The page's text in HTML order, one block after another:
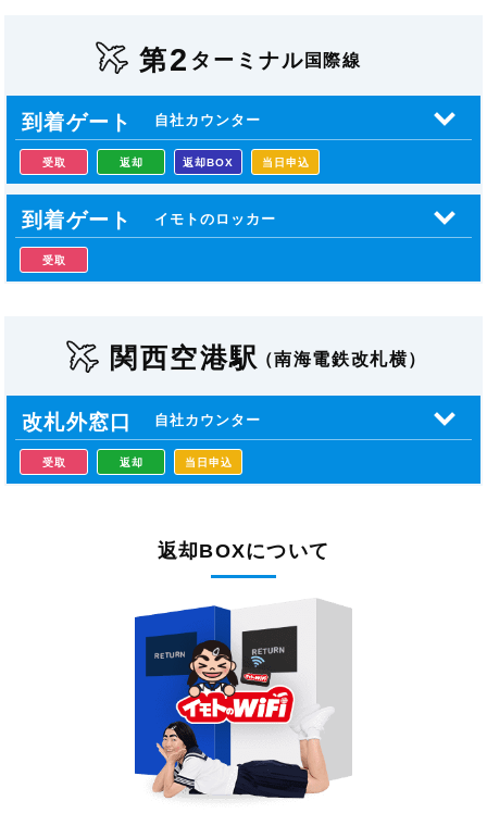
第2 ターミナル 国際線
到着ゲート 自社カウンター
受取 返却 返却BOX 当日申込
到着ゲート イモトのロッカー
受取
関西空港駅（南海電鉄改札横）
改札外窓口 自社カウンター
受取 返却 当日申込
返却BOXについて